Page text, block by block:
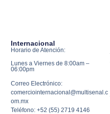
Internacional
Horario de Atención:
Lunes a Viernes de 8:00am –
06:00pm
Correo Electrónico:
comerciointernacional@multisenal.c
om.mx
Teléfono: +52 (55) 2719 4146